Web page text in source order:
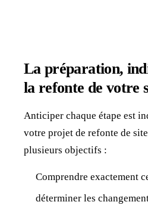
La préparation,
la refonte de votre
Anticiper chaque étape est
votre projet de refonte de
plusieurs objectifs :
Comprendre exactement
déterminer les